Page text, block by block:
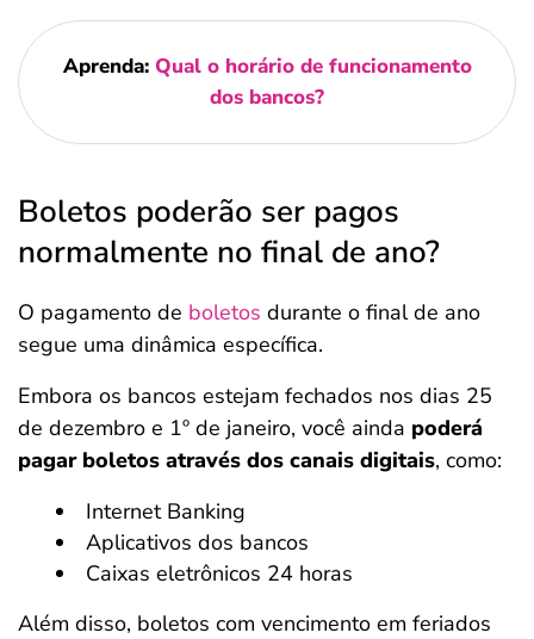
Aprenda: Qual o horário de funcionamento
dos bancos?
Boletos poderão ser pagos
normalmente no final de ano?
O pagamento de boletos durante o final de ano
segue uma dinâmica específica.
Embora os bancos estejam fechados nos dias 25
de dezembro e 1º de janeiro, você ainda poderá
pagar boletos através dos canais digitais, como:
Internet Banking
Aplicativos dos bancos
Caixas eletrônicos 24 horas
Além disso, boletos com vencimento em feriados